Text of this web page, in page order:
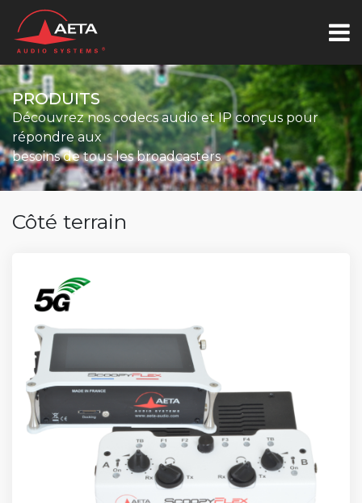
PRODUITS
Découvrez nos codecs audio et IP conçus pour
répondre aux
besoins de tous les broadcasters
Côté terrain